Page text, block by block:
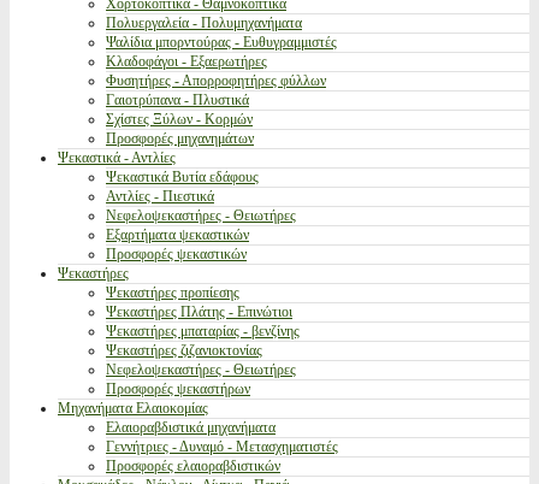
Χορτοκοπτικά - Θαμνοκοπτικά
Πολυεργαλεία - Πολυμηχανήματα
Ψαλίδια μπορντούρας - Ευθυγραμμιστές
Κλαδοφάγοι - Εξαερωτήρες
Φυσητήρες - Απορροφητήρες φύλλων
Γαιοτρύπανα - Πλυστικά
Σχίστες Ξύλων - Κορμών
Προσφορές μηχανημάτων
Ψεκαστικά - Αντλίες
Ψεκαστικά Βυτία εδάφους
Αντλίες - Πιεστικά
Νεφελοψεκαστήρες - Θειωτήρες
Εξαρτήματα ψεκαστικών
Προσφορές ψεκαστικών
Ψεκαστήρες
Ψεκαστήρες προπίεσης
Ψεκαστήρες Πλάτης - Επινώτιοι
Ψεκαστήρες μπαταρίας - βενζίνης
Ψεκαστήρες ζιζανιοκτονίας
Νεφελοψεκαστήρες - Θειωτήρες
Προσφορές ψεκαστήρων
Μηχανήματα Ελαιοκομίας
Ελαιοραβδιστικά μηχανήματα
Γεννήτριες - Δυναμό - Μετασχηματιστές
Προσφορές ελαιοραβδιστικών